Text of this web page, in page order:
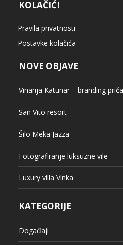
KOLAČIĆI
Pravila privatnosti
Postavke kolačića
NOVE OBJAVE
Vinarija Katunar – branding priča
San Vito resort
Šilo Meka Jazza
Fotografiranje luksuzne vile
Luxury villa Vinka
KATEGORIJE
Događaji